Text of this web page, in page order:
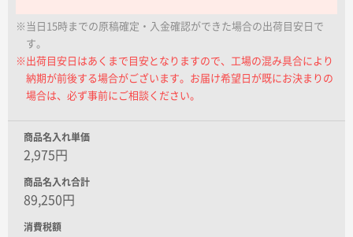
※当日15時までの原稿確定・入金確認ができた場合の出荷目安日で
す。
※出荷目安日はあくまで目安となりますので、工場の混み具合により
納期が前後する場合がございます。お届け希望日が既にお決まりの
場合は、必ず事前にご相談ください。
商品名入れ単価
2,975円
商品名入れ合計
89,250円
消費税額